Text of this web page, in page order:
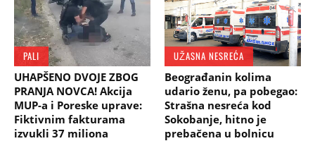
PALI
UHAPŠENO DVOJE ZBOG
PRANJA NOVCA! Akcija
MUP-a i Poreske uprave:
Fiktivnim fakturama
izvukli 37 miliona
UŽASNA NESREĆA
Beograđanin kolima
udario ženu, pa pobegao:
Strašna nesreća kod
Sokobanje, hitno je
prebačena u bolnicu